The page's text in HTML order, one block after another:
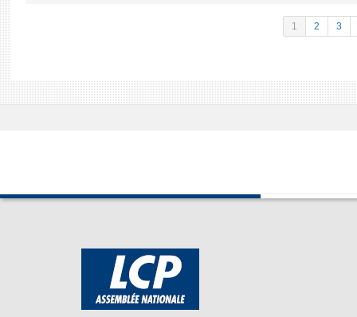
1 2 3